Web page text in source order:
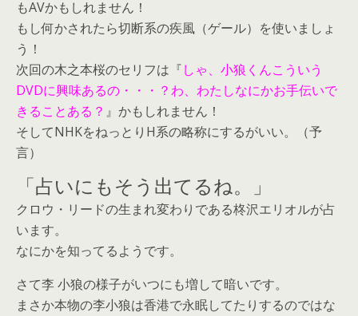
もAVかもしれません！
もし何かされたら切断系の疾風（ゲール）を使いましょ
う！
次回の木之本桜のセリフは『しゃ、小狼くんこういう
DVDに興味あるの・・・？わ、わたしなにかお手伝いで
きることある？ 』かもしれません！
そしてNHKをねっとりH系の略称にするがいい。（予
言）
「占いにもそう出てるね。」
クロウ・リードの生まれ変わりである柊沢エリオルが占
います。
なにかを知ってるようです。
さて李 小狼の様子がいつにも増して暗いです。
まさか本物の李小狼は香港で永眠してたりするのではな